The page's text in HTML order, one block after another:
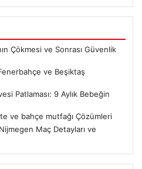
Çökmesi ve Sonrası Güvenlik
ve Beşiktaş
Patlaması: 9 Aylık Bebeğin
ve bahçe mutfağı Çözümleri
Maç Detayları ve